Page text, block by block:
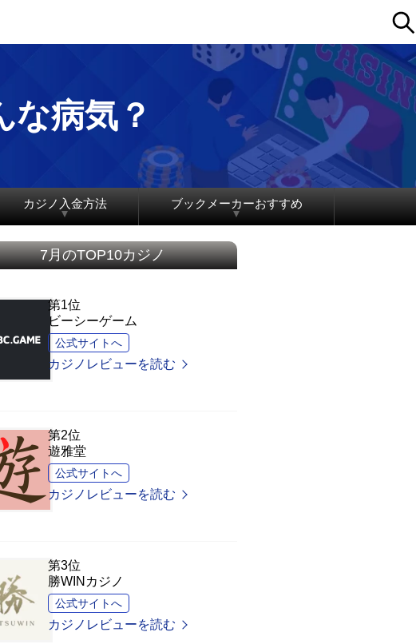
な病気？
カジノ入金方法 ブックメーカーおすすめ
7月のTOP10カジノ
第1位
ビーシーゲーム
公式サイトへ
カジノレビューを読む
第2位
遊雅堂
公式サイトへ
カジノレビューを読む
第3位
勝WINカジノ
公式サイトへ
カジノレビューを読む